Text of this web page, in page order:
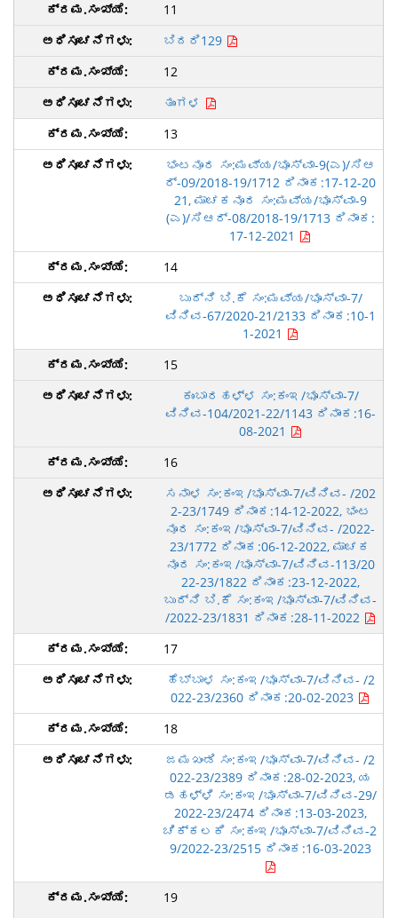
11
ಬಿದರಿ129
12
ತುಂಗಳ
13
ಭಂಟನೂರ ಸಂ:ಮವ್ಯ/ಭೂಸ್ವಾ-9(ಎ)/ಸಿಆ
ರ್-09/2018-19/1712 ದಿನಾಂಕ:17-12-20
21, ಮಾಚಕನೂರ ಸಂ:ಮವ್ಯ/ಭೂಸ್ವಾ-9
(ಎ)/ಸಿಆರ್-08/2018-19/1713 ದಿನಾಂಕ:
17-12-2021
14
ಬುದ್ನಿ ಬಿ.ಕೆ ಸಂ:ಮವ್ಯ/ಭೂಸ್ವಾ-7/
ವಿನಿವ-67/2020-21/2133 ದಿನಾಂಕ:10-1
1-2021
15
ಕುಂಬಾರಹಳ್ಳ ಸಂ:ಕಂಇ/ಭೂಸ್ವಾ-7/
ವಿನಿವ-104/2021-22/1143 ದಿನಾಂಕ:16-
08-2021
16
ಸನಾಳ ಸಂ:ಕಂಇ/ಭೂಸ್ವಾ-7/ವಿನಿವ- /202
2-23/1749 ದಿನಾಂಕ:14-12-2022, ಭಂಟ
ನೂರ ಸಂ:ಕಂಇ/ಭೂಸ್ವಾ-7/ವಿನಿವ- /2022-
23/1772 ದಿನಾಂಕ:06-12-2022, ಮಾಚಕ
ನೂರ ಸಂ:ಕಂಇ/ಭೂಸ್ವಾ-7/ವಿನಿವ-113/20
22-23/1822 ದಿನಾಂಕ:23-12-2022,
ಬುದ್ನಿ ಬಿ.ಕೆ ಸಂ:ಕಂಇ/ಭೂಸ್ವಾ-7/ವಿನಿವ-
/2022-23/1831 ದಿನಾಂಕ:28-11-2022
17
ಹೆಬ್ಬಾಳ ಸಂ:ಕಂಇ/ಭೂಸ್ವಾ-7/ವಿನಿವ- /2
022-23/2360 ದಿನಾಂಕ:20-02-2023
18
ಜಮಖಂಡಿ ಸಂ:ಕಂಇ/ಭೂಸ್ವಾ-7/ವಿನಿವ- /2
022-23/2389 ದಿನಾಂಕ:28-02-2023, ಯ
ಡಹಳ್ಳಿ ಸಂ:ಕಂಇ/ಭೂಸ್ವಾ-7/ವಿನಿವ-29/
2022-23/2474 ದಿನಾಂಕ:13-03-2023,
ಚಿಕ್ಕಲಕಿ ಸಂ:ಕಂಇ/ಭೂಸ್ವಾ-7/ವಿನಿವ-2
9/2022-23/2515 ದಿನಾಂಕ:16-03-2023
19